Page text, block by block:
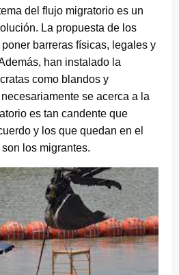
del flujo migratorio es un
La propuesta de los
barreras físicas, legales y
han instalado la
como blandos y
se acerca a la
es tan candente que
y los que quedan en el
los migrantes.